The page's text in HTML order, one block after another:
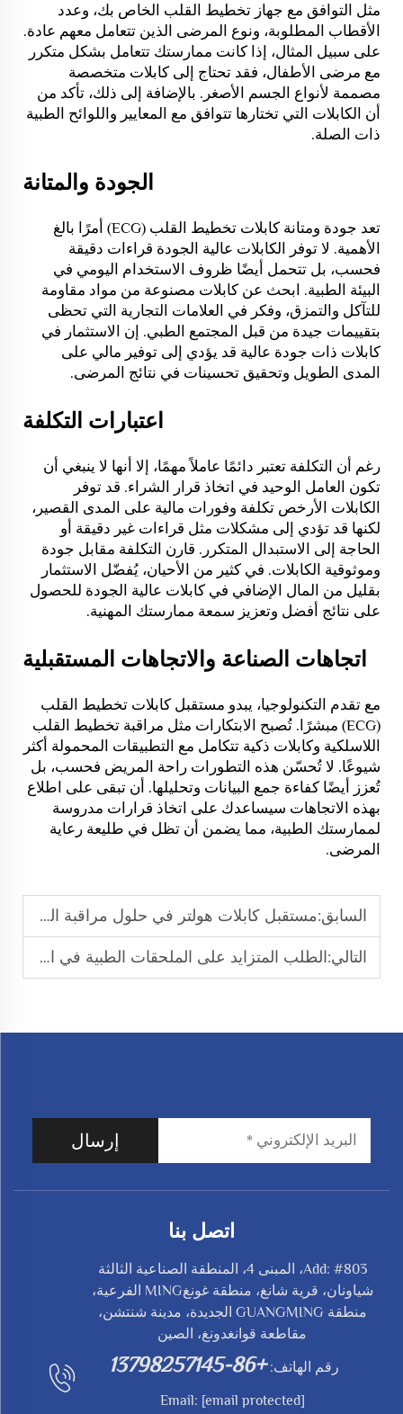
مثل التوافق مع جهاز تخطيط القلب الخاص بك، وعدد
الأقطاب المطلوبة، ونوع المرضى الذين تتعامل معهم عادة.
على سبيل المثال، إذا كانت ممارستك تتعامل بشكل متكرر
مع مرضى الأطفال، فقد تحتاج إلى كابلات متخصصة
مصممة لأنواع الجسم الأصغر. بالإضافة إلى ذلك، تأكد من
أن الكابلات التي تختارها تتوافق مع المعايير واللوائح الطبية
ذات الصلة.
الجودة والمتانة
تعد جودة ومتانة كابلات تخطيط القلب (ECG) أمرًا بالغ
الأهمية. لا توفر الكابلات عالية الجودة قراءات دقيقة
فحسب، بل تتحمل أيضًا ظروف الاستخدام اليومي في
البيئة الطبية. ابحث عن كابلات مصنوعة من مواد مقاومة
للتآكل والتمزق، وفكر في العلامات التجارية التي تحظى
بتقييمات جيدة من قبل المجتمع الطبي. إن الاستثمار في
كابلات ذات جودة عالية قد يؤدي إلى توفير مالي على
المدى الطويل وتحقيق تحسينات في نتائج المرضى.
اعتبارات التكلفة
رغم أن التكلفة تعتبر دائمًا عاملاً مهمًا، إلا أنها لا ينبغي أن
تكون العامل الوحيد في اتخاذ قرار الشراء. قد توفر
الكابلات الأرخص تكلفة وفورات مالية على المدى القصير،
لكنها قد تؤدي إلى مشكلات مثل قراءات غير دقيقة أو
الحاجة إلى الاستبدال المتكرر. قارن التكلفة مقابل جودة
وموثوقية الكابلات. في كثير من الأحيان، يُفضّل الاستثمار
بقليل من المال الإضافي في كابلات عالية الجودة للحصول
على نتائج أفضل وتعزيز سمعة ممارستك المهنية.
اتجاهات الصناعة والاتجاهات المستقبلية
مع تقدم التكنولوجيا، يبدو مستقبل كابلات تخطيط القلب
(ECG) مبشرًا. تُصبح الابتكارات مثل مراقبة تخطيط القلب
اللاسلكية وكابلات ذكية تتكامل مع التطبيقات المحمولة أكثر
شيوعًا. لا تُحسّن هذه التطورات راحة المريض فحسب، بل
تُعزز أيضًا كفاءة جمع البيانات وتحليلها. أن تبقى على اطلاع
بهذه الاتجاهات سيساعدك على اتخاذ قرارات مدروسة
لممارستك الطبية، مما يضمن أن تظل في طليعة رعاية
المرضى.
السابق:مستقبل كابلات هولتر في حلول مراقبة القلب
التالي: الطلب المتزايد على الملحقات الطبية في الرعاية الطارئة
إرسال
اتصل بنا
Add: #803، المبنى 4، المنطقة الصناعية الثالثة
شياونان، قرية شانغ، منطقة غونغMING الفرعية،
منطقة GUANGMING الجديدة، مدينة شنتشن،
مقاطعة قوانغدونغ، الصين
رقم الهاتف: +86-13798257145
Email: [email protected]